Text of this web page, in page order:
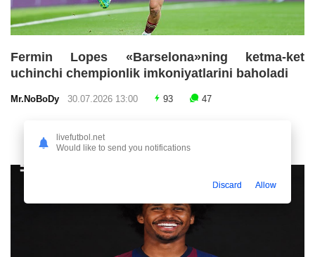
Fermin Lopes «Barselona»ning ketma-ket
uchinchi chempionlik imkoniyatlarini baholadi
Mr.NoBoDy 30.07.2026 13:00 93 47
livefutbol.net
Would like to send you notifications
Discard Allow